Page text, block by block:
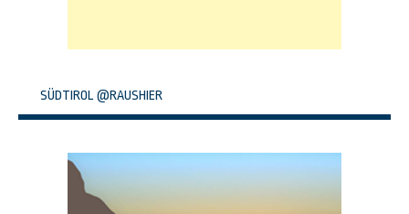
SÜDTIROL @RAUSHIER